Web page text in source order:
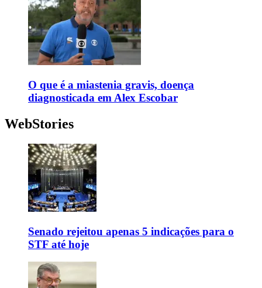
O que é a miastenia gravis, doença
diagnosticada em Alex Escobar
WebStories
Senado rejeitou apenas 5 indicações para o
STF até hoje